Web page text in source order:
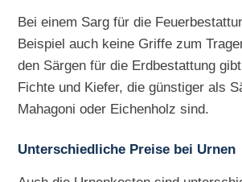
Bei einem Sarg für die
Beispiel auch keine Griffe zum
den Särgen für die Erdbestattung
Fichte und Kiefer, die günstiger als
Mahagoni oder Eichenholz sind.
Unterschiedliche Preise bei Urnen